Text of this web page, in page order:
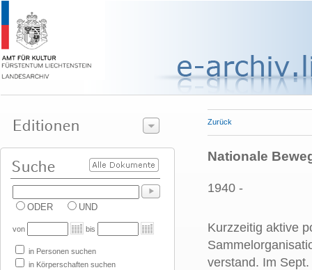
ODER UND
von bis
in Personen suchen
in Körperschaften suchen
Zurück
Nationale
1940 -
Kurzzeitig aktive
verstand. Im